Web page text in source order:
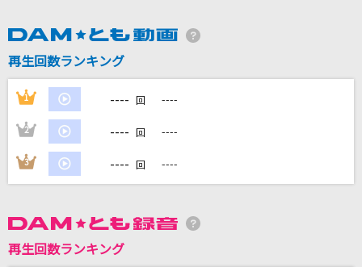
[生音]虹とスニーカーの頃
TULIP(チューリップ)
[オリカラ]世界が終るまでは… 1994/6/22渋谷
公会堂
WANDS
DAMの新曲・ランキングなど
カラオケ最新情報をチェック！
再生回数ランキング
1 ---- 回 ----
2 ---- 回 ----
3 ---- 回 ----
再生回数ランキング